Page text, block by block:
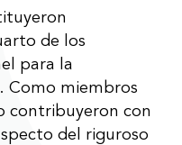
de los
para la
Como miembros
contribuyeron con
del riguroso